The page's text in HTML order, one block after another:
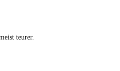
teurer.